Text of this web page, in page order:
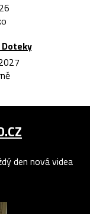
den nová videa